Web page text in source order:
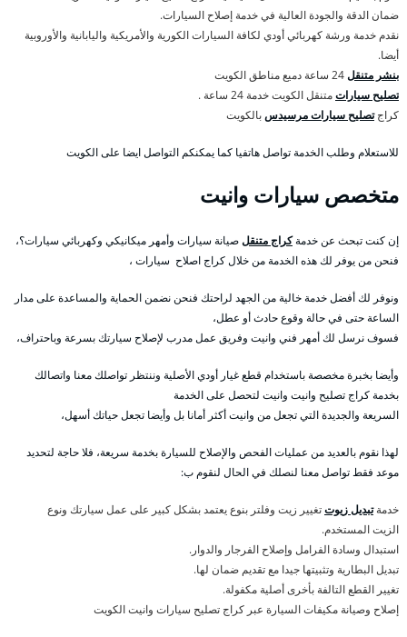
ضمان الدقة والجودة العالية في خدمة إصلاح السيارات.
نقدم خدمة ورشة كهربائي أودي لكافة السيارات الكورية والأمريكية واليابانية والأوروبية
أيضا.
بنشر متنقل
تصليح سياراتمتنقل الكويت خدمة 24 ساعة .
كراجتصليح سيارات مرسيدسبالكويت
للاستعلام وطلب الخدمة تواصل هاتفيا كما يمكنكم التواصل ايضا على الكويت
متخصص سيارات وانيت
إن كنت تبحث عن خدمةكراج متنقلصيانة سيارات وأمهر ميكانيكي وكهربائي سيارات؟،
فنحن من يوفر لك هذه الخدمة من خلال كراج اصلاح سيارات ،
ونوفر لك أفضل خدمة خالية من الجهد لراحتك فنحن نضمن الحماية والمساعدة على مدار
الساعة حتى في حالة وقوع حادث أو عطل،
فسوف نرسل لك أمهر فني وانيت وفريق عمل مدرب لإصلاح سيارتك بسرعة وباحتراف،
وأيضا بخبرة مخصصة باستخدام قطع غيار أودي الأصلية وننتظر تواصلك معنا واتصالك
بخدمة كراج تصليح وانيت وانيت لتحصل على الخدمة
السريعة والجديدة التي تجعل من وانيت أكثر أمانا بل وأيضا تجعل حياتك أسهل،
لهذا نقوم بالعديد من عمليات الفحص والإصلاح للسيارة بخدمة سريعة، فلا حاجة لتحديد
موعد فقط تواصل معنا لنصلك في الحال لنقوم ب:
خدمةتبديل زيوتتغيير زيت وفلتر بنوع يعتمد بشكل كبير على عمل سيارتك ونوع
الزيت المستخدم.
استبدال وسادة الفرامل وإصلاح الفرجار والدوار.
تبديل البطارية وتثبيتها جيدا مع تقديم ضمان لها.
تغيير القطع التالفة بأخرى أصلية مكفولة.
إصلاح وصيانة مكيفات السيارة عبر كراج تصليح سيارات وانيت الكويت